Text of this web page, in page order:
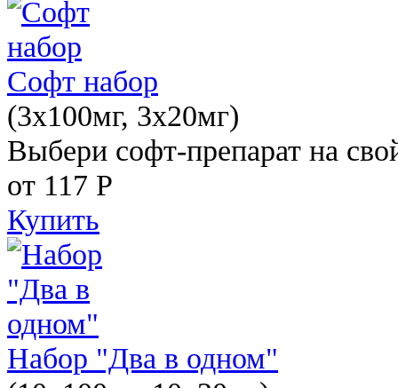
Софт набор
(3x100мг, 3x20мг)
Выбери софт-препарат на
от 117 Р
Купить
Набор "Два в одном"